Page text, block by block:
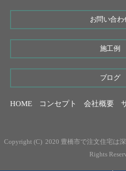
お問い合わ
施工例
ブログ
HOME コンセプト 会社概要
Copyright (C) 2020 豊橋市で注文住宅は
Rights